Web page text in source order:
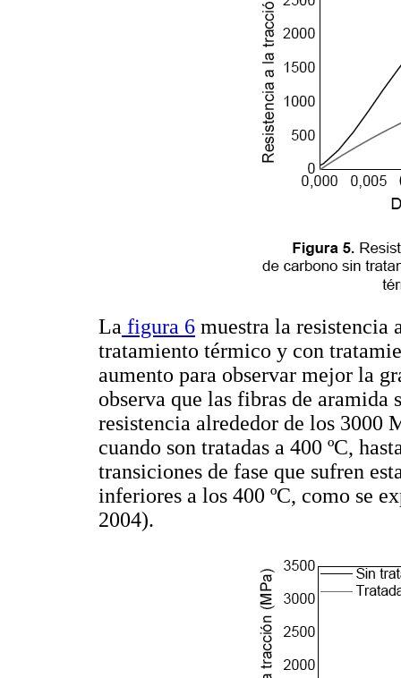
La figura 6 muestra la resistencia
tratamiento térmico y con
aumento para observar mejor la
observa que las fibras de
resistencia alrededor de los 3000
cuando son tratadas a 400 ºC,
transiciones de fase que sufren
inferiores a los 400 ºC, como se
2004).